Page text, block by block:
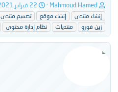
ب
ا
د
ئ
ا
Mahmoud Hamed
ت
ا
ر
ي
خ
22 فبراير 2021
إنشاء منتدى
إنشاء موقع تصميم منتدى
زين فورو
منتديات نظام إدارة محتوى